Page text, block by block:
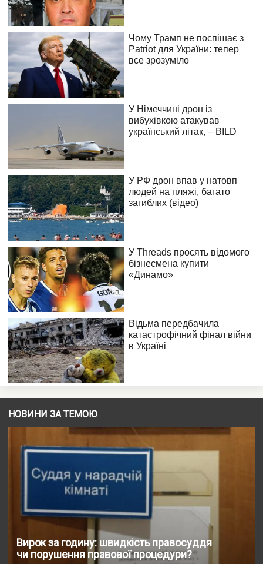
НОВИНИ ЗА ТЕМОЮ
Вирок за годину: швидкість правосуддя
чи порушення правової процедури?